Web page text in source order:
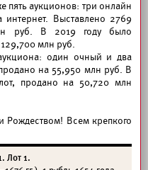
пять аукционов: три онлайн
Выставлено 2769
руб. В 2019 году было
млн руб.
один очный и два
на 55,950 млн руб. В
продано на 50,720 млн
Всем крепкого
Лот 1.